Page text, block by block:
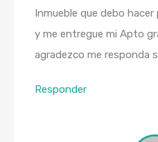
Inmueble que debo
y me entregue mi Apto
agradezco me responda
Responder